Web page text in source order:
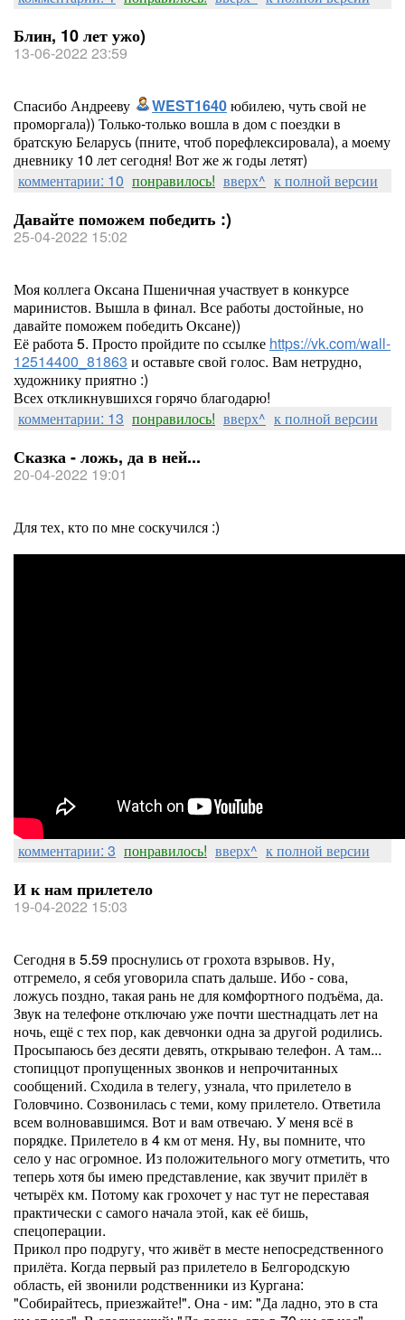
Блин, 10 лет ужо)
13-06-2022 23:59
Спасибо Андрееву WEST1640юбилею, чуть свой не
проморгала)) Только-только вошла в дом с поездки в
братскую Беларусь (пните, чтоб порефлексировала), а моему
дневнику 10 лет сегодня! Вот же ж годы летят)
комментарии: 10 понравилось! вверх^ к полной версии
Давайте поможем победить :)
25-04-2022 15:02
Моя коллега Оксана Пшеничная участвует в конкурсе
маринистов. Вышла в финал. Все работы достойные, но
давайте поможем победить Оксане))
Её работа 5. Просто пройдите по ссылке https://vk.com/wall-
12514400_81863 и оставьте свой голос. Вам нетрудно,
художнику приятно :)
Всех откликнувшихся горячо благодарю!
комментарии: 13 понравилось! вверх^ к полной версии
Сказка - ложь, да в ней...
20-04-2022 19:01
Для тех, кто по мне соскучился :)
комментарии: 3 понравилось! вверх^ к полной версии
И к нам прилетело
19-04-2022 15:03
Сегодня в 5.59 проснулись от грохота взрывов. Ну,
отгремело, я себя уговорила спать дальше. Ибо - сова,
ложусь поздно, такая рань не для комфортного подъёма, да.
Звук на телефоне отключаю уже почти шестнадцать лет на
ночь, ещё с тех пор, как девчонки одна за другой родились.
Просыпаюсь без десяти девять, открываю телефон. А там...
стопиццот пропущенных звонков и непрочитанных
сообщений. Сходила в телегу, узнала, что прилетело в
Головчино. Созвонилась с теми, кому прилетело. Ответила
всем волновавшимся. Вот и вам отвечаю. У меня всё в
порядке. Прилетело в 4 км от меня. Ну, вы помните, что
село у нас огромное. Из положительного могу отметить, что
теперь хотя бы имею представление, как звучит прилёт в
четырёх км. Потому как грохочет у нас тут не переставая
практически с самого начала этой, как её бишь,
спецоперации.
Прикол про подругу, что живёт в месте непосредственного
прилёта. Когда первый раз прилетело в Белгородскую
область, ей звонили родственники из Кургана:
"Собирайтесь, приезжайте!". Она - им: "Да ладно, это в ста